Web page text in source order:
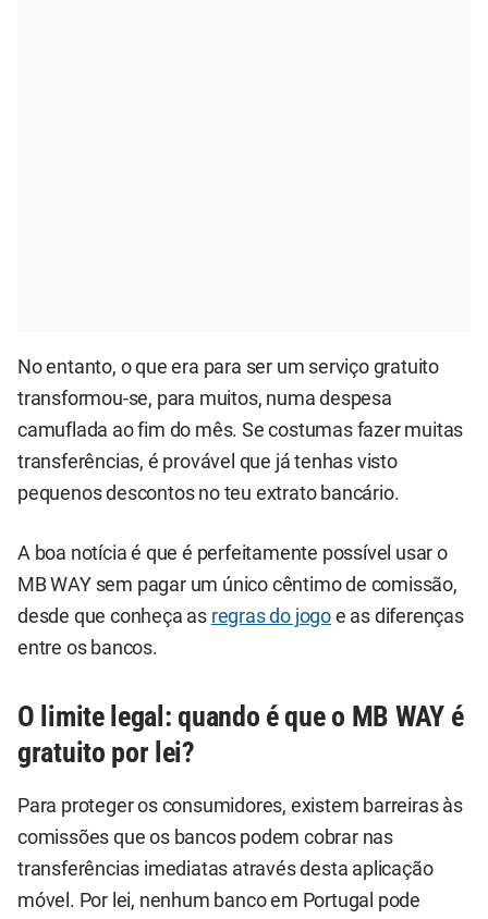
No entanto, o que era para ser um serviço gratuito
transformou-se, para muitos, numa despesa
camuflada ao fim do mês. Se costumas fazer muitas
transferências, é provável que já tenhas visto
pequenos descontos no teu extrato bancário.
A boa notícia é que é perfeitamente possível usar o
MB WAY sem pagar um único cêntimo de comissão,
desde que conheça as regras do jogo e as diferenças
entre os bancos.
O limite legal: quando é que o MB WAY é
gratuito por lei?
Para proteger os consumidores, existem barreiras às
comissões que os bancos podem cobrar nas
transferências imediatas através desta aplicação
móvel. Por lei, nenhum banco em Portugal pode